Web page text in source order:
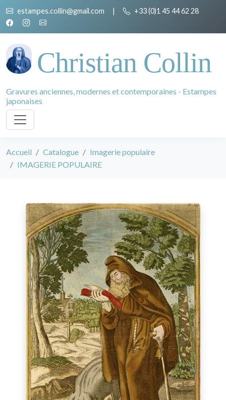
estampes.collin@gmail.com | +33 (0)1 45 44 62 28
Christian Collin
Gravures anciennes, modernes et contemporaines - Estampes
japonaises
Accueil Catalogue
Imagerie populaire
IMAGERIE POPULAIRE